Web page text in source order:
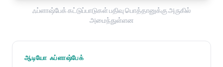
ஃப்ளாஷ்பேக் கட்டுப்பாடுகள் பதிவு பொத்தானுக்கு அருகில்
அமைந்துள்ளன
ஆடியோ ஃப்ளாஷ்பேக்